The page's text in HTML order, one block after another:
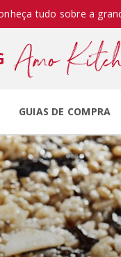
tudo sobre a
GUIAS DE COMPRA